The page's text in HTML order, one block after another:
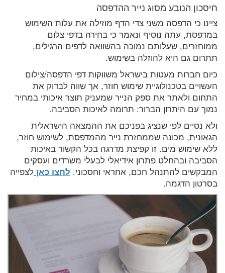
חיסכון הנובע מסוג נייר ההדפסה
ציינו כי הדפסה משני צדי הדף מוזילה את עלות השימוש
במדפסת, עתה נוסיף ונאמר כי בחירה בדפי צלום
ממוחזרים, שעלותם נמוכה בהשוואה לדפים הרגילים,
תתרום גם היא להוזלה בשימוש.
כיום חברות מעטות בישראל משווקות דפי הדפסה/צילום
העשויים בטכנולוגיית שימוש חוזר, אך שווה לבדוק את
התחום ולאתר את ספק הנייר שמעניק תוצר איכותי במחיר
נמוך עם היתרון הברור: תרומה לאיכות הסביבה.
ולא נסיים לפי שנציג בפניכם את ההמצאה הישראלית
הגאונית, מכונה שממחזרת נייר מהמדפסת, לשימוש חוזר,
ללא שימוש מים. זו קפיצת מדרגה בכל הקשור באיכות
הסביבה ובהחלט פתרון אידיאלי לבעלי משרדים ועסקים
המבקשים להתנהל חכם, אחראי וחסכוני. לחצו כאן לצפייה
בסרטון הדגמה.